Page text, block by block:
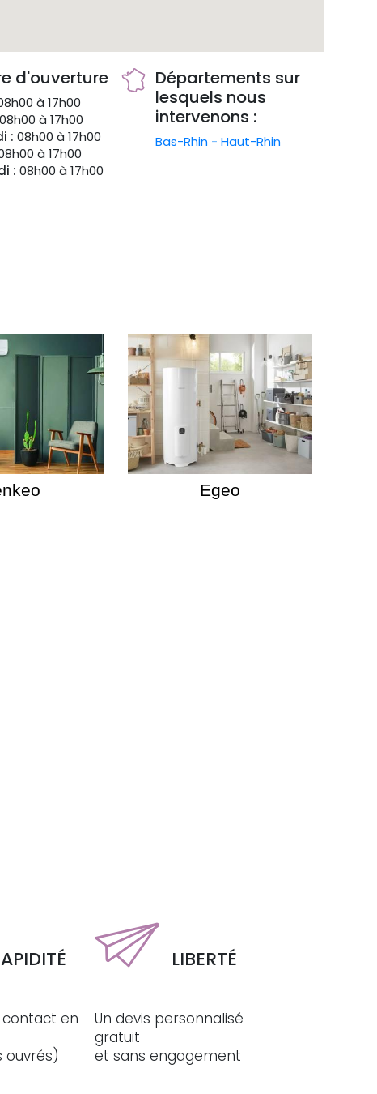
d'ouverture
à 17h00
08h00 à 17h00
: 08h00 à 17h00
à 17h00
: 08h00 à 17h00
Départements sur
lesquels nous
intervenons :
Bas-Rhin -Haut-Rhin
Egeo
contact en
ouvrés)
LIBERTÉ
Un devis personnalisé
gratuit
et sans engagement